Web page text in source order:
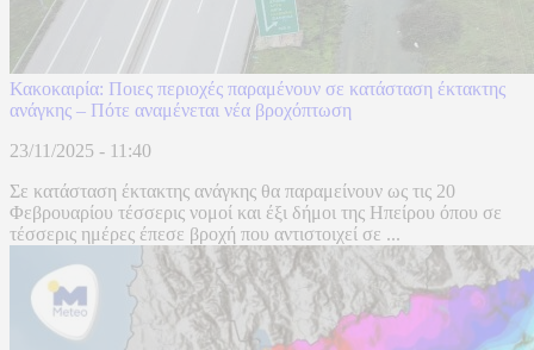
Κακοκαιρία: Ποιες περιοχές παραμένουν σε κατάσταση έκτακτης
ανάγκης – Πότε αναμένεται νέα βροχόπτωση
23/11/2025 - 11:40
Σε κατάσταση έκτακτης ανάγκης θα παραμείνουν ως τις 20
Φεβρουαρίου τέσσερις νομοί και έξι δήμοι της Ηπείρου όπου σε
τέσσερις ημέρες έπεσε βροχή που αντιστοιχεί σε ...